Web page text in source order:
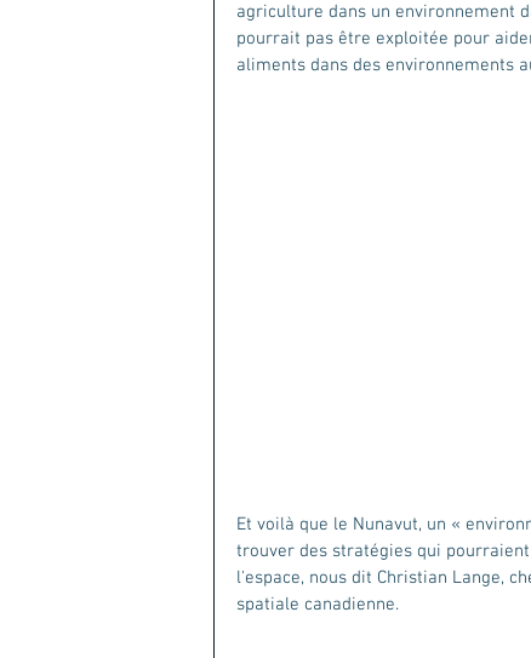
agriculture dans un environnement
pourrait pas être exploitée pour
aliments dans des environnements
Et voilà que le Nunavut, un «
trouver des stratégies qui
l'espace, nous dit Christian Lange,
spatiale canadienne.